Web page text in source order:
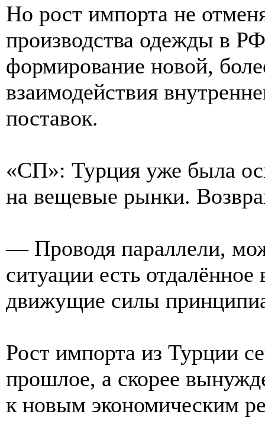
Но рост импорта не
производства одежды в
формирование новой,
взаимодействия
поставок.
«СП»: Турция уже была
на вещевые рынки.
— Проводя параллели,
ситуации есть
движущие силы
Рост импорта из Турции
прошлое, а скорее
к новым экономическим